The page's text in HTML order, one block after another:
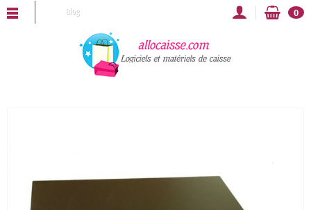
Blog 0
vous souhaite une bonne année 2025 !